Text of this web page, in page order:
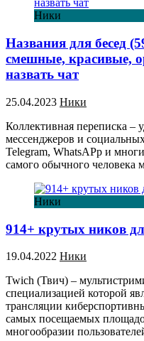
Ники
Названия для бесед
смешные, красивые,
назвать чат
25.04.2023 Ники
Коллективная переписка –
мессенджеров и
Telegram, WhatsAPp и
самого обычного человека
Ники
914+ крутых ников
19.04.2022 Ники
Twich (Твич) –
специализацией которой
трансляции
самых посещаемых
многообразии